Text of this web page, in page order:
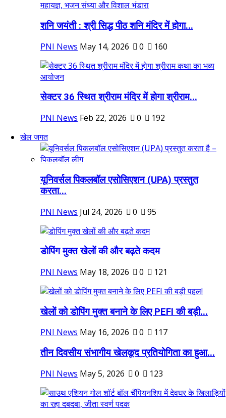
शनि जयंती : श्री सिद्ध पीठ शनि मंदिर में होगा...
PNI News May 14, 2026 0 160
सेक्टर 36 स्थित श्रीराम मंदिर में होगा श्रीराम...
PNI News Feb 22, 2026 0
192
खेल जगत
यूनिवर्सल पिकलबॉल एसोसिएशन (UPA) प्रस्तुत
करता...
PNI News Jul 24, 2026 0 95
डोपिंग मुक्त खेलों की और बढ़ते कदम
PNI News May 18, 2026 0 121
खेलों को डोपिंग मुक्त बनाने के लिए PEFI की बड़ी...
PNI News May 16, 2026 0
117
तीन दिवसीय संभागीय खेलकूद प्रतियोगिता का हुआ...
PNI News May 5, 2026 0 123